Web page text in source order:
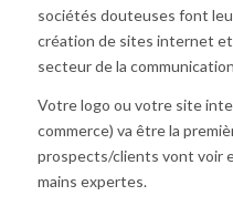
sociétés douteuses font
création de sites internet
secteur de la
Votre logo ou votre site
commerce) va être la
prospects/clients vont voir
mains expertes.